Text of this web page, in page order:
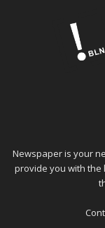
Newspaper is your
provide you with the